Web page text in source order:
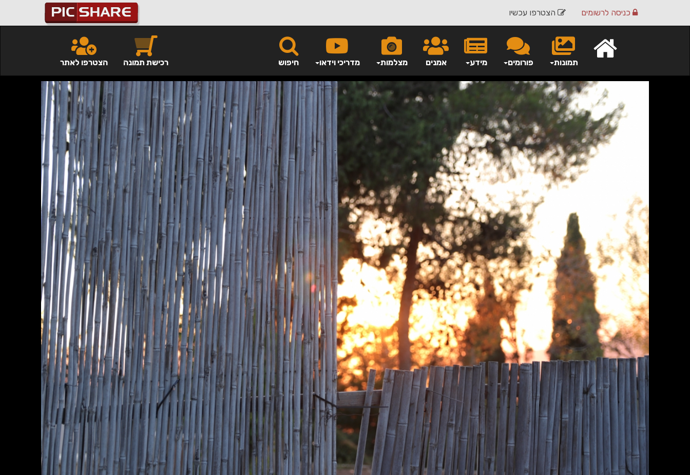
הצטרפו עכשיו כניסה לרשומים
חיפוש מדריכי וידאו מצלמות אמנים מידע פורומים תמונות הצטרפו לאתר רכישת תמונה